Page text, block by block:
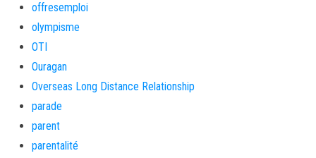
offresemploi
olympisme
OTI
Ouragan
Overseas Long Distance Relationship
parade
parent
parentalité